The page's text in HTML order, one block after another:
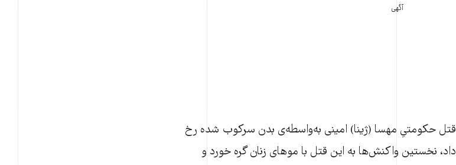
آگهی
قتل حکومتیِ مهسا (ژینا) امینی به‌واسطه‌ی بدن سرکوب شده رخ
داد، نخستین واکنش‌ها به این قتل با موهای زنان گره خورد و